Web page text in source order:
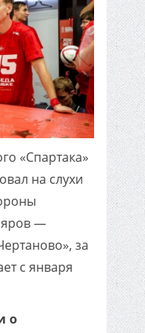
«Спартака»
на слухи
—
за
с января
о